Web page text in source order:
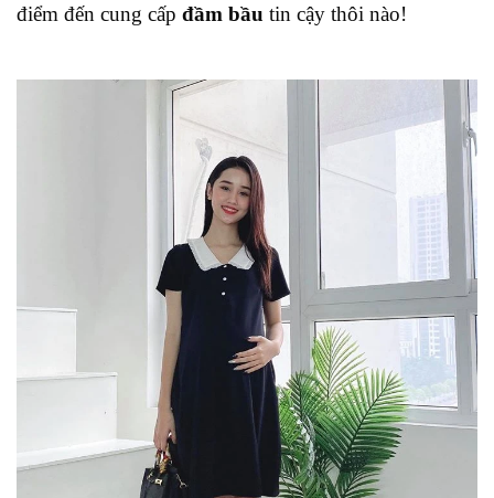
điểm đến cung cấp đầm bầu tin cậy thôi nào!